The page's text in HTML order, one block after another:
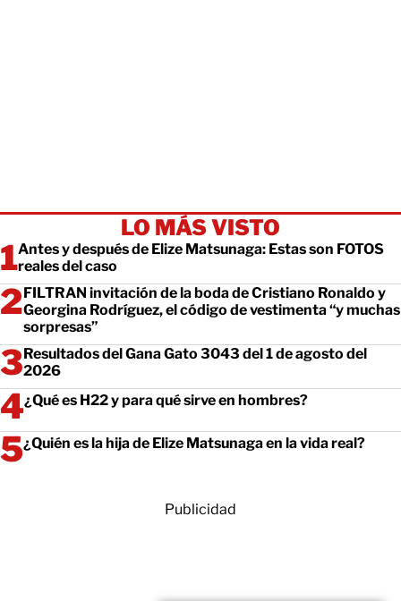
LO MÁS VISTO
Antes y después de Elize Matsunaga: Estas son FOTOS
reales del caso
FILTRAN invitación de la boda de Cristiano Ronaldo y
Georgina Rodríguez, el código de vestimenta “y muchas
sorpresas”
Resultados del Gana Gato 3043 del 1 de agosto del
2026
¿Qué es H22 y para qué sirve en hombres?
¿Quién es la hija de Elize Matsunaga en la vida real?
Publicidad